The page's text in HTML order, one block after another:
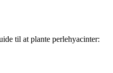
til at plante perlehyacinter: